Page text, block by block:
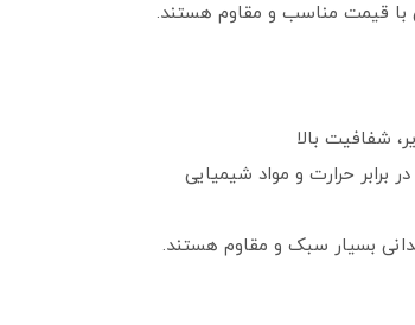
با قیمت مناسب و مقاوم هستند.
شفافیت بالا
برابر حرارت و مواد شیمیایی
بسیار سبک و مقاوم هستند.